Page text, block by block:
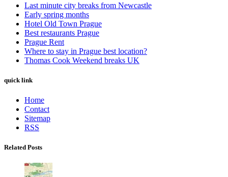
Last minute city breaks from Newcastle
Early spring months
Hotel Old Town Prague
Best restaurants Prague
Prague Rent
Where to stay in Prague best location?
Thomas Cook Weekend breaks UK
quick link
Home
Contact
Sitemap
RSS
Related Posts